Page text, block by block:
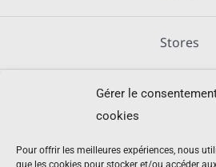
Gérer le
cookies
Pour offrir les meilleures expériences, nous
que les cookies pour stocker et/ou accéder
Stores
Métallerie
Équipements